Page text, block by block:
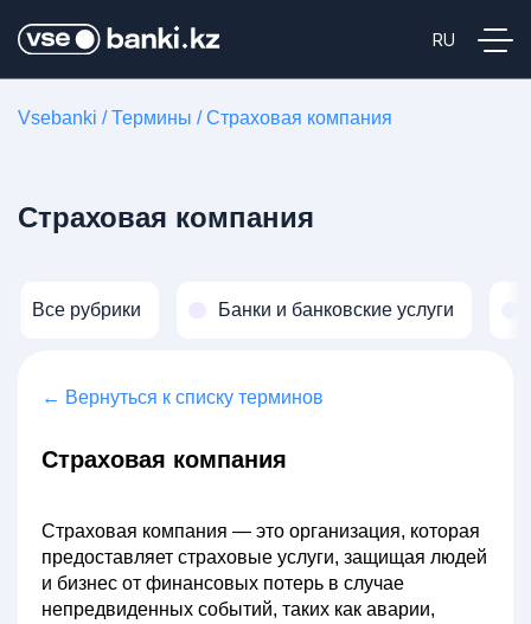
Vsebanki /Термины /Страховая компания
Страховая компания
Все рубрики Банки и банковские услуги
← Вернуться к списку терминов
Страховая компания
Страховая компания — это организация, которая
предоставляет страховые услуги, защищая людей
и бизнес от финансовых потерь в случае
непредвиденных событий, таких как аварии,